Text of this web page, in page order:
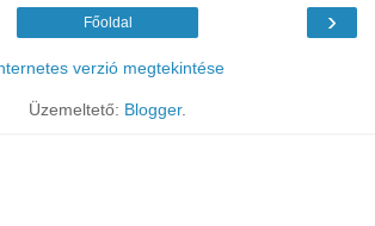
›
Főoldal
verzió megtekintése
Üzemeltető: Blogger.